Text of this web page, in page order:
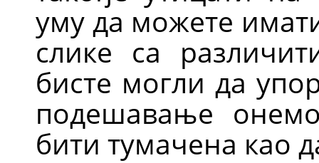
уму да можете
слике са
бисте могли да
подешавање
бити тумачена као